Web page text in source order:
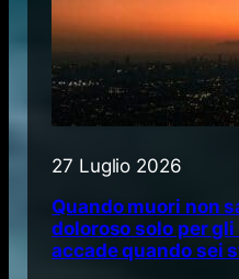
27 Luglio 2026
Quando muori non
doloroso solo per
accade quando sei